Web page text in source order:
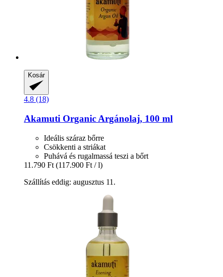
Kosár
4.8 (18)
Akamuti Organic Argánolaj, 100 ml
Ideális száraz bőrre
Csökkenti a striákat
Puhává és rugalmassá teszi a bőrt
11.790 Ft (117.900 Ft / l)
Szállítás eddig: augusztus 11.